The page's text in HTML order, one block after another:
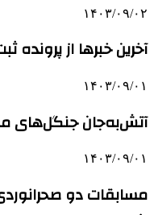
۱۴۰۳/۰۹/۰۲
آخرین خبرها از پرونده
۱۴۰۳/۰۹/۰۱
آتش‌به‌جان جنگل‌های
۱۴۰۳/۰۹/۰۱
مسابقات دو صحرانوردی